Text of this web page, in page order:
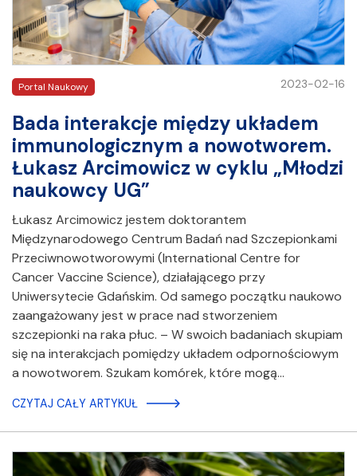
Portal Naukowy 2023-02-16
Bada interakcje między układem
immunologicznym a nowotworem.
Łukasz Arcimowicz w cyklu „Młodzi
naukowcy UG”
Łukasz Arcimowicz jestem doktorantem
Międzynarodowego Centrum Badań nad Szczepionkami
Przeciwnowotworowymi (International Centre for
Cancer Vaccine Science), działającego przy
Uniwersytecie Gdańskim. Od samego początku naukowo
zaangażowany jest w prace nad stworzeniem
szczepionki na raka płuc. – W swoich badaniach skupiam
się na interakcjach pomiędzy układem odpornościowym
a nowotworem. Szukam komórek, które mogą…
CZYTAJ CAŁY ARTYKUŁ